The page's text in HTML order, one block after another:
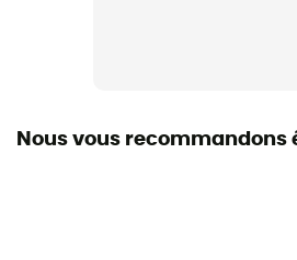
Nous vous recommandons